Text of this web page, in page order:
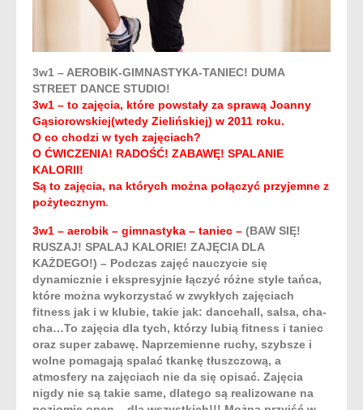
3w1 – AEROBIK-GIMNASTYKA-TANIEC! DUMA
STREET DANCE STUDIO!
3w1 – to zajęcia, które powstały za sprawą Joanny
Gąsiorowskiej(wtedy Zielińskiej) w 2011 roku.
O co chodzi w tych zajęciach?
O ĆWICZENIA! RADOŚĆ! ZABAWĘ! SPALANIE
KALORII!
Są to zajęcia, na których można połączyć przyjemne z
pożytecznym.
3w1 – aerobik – gimnastyka – taniec – (BAW SIĘ!
RUSZAJ! SPALAJ KALORIE! ZAJĘCIA DLA
KAŻDEGO!) – Podczas zajęć nauczycie się
dynamicznie i ekspresyjnie łączyć różne style tańca,
które można wykorzystać w zwykłych zajęciach
fitness jak i w klubie, takie jak: dancehall, salsa, cha-
cha…To zajęcia dla tych, którzy lubią fitness i taniec
oraz super zabawę. Naprzemienne ruchy, szybsze i
wolne pomagają spalać tkankę tłuszczową, a
atmosfery na zajęciach nie da się opisać. Zajęcia
nigdy nie są takie same, dlatego są realizowane na